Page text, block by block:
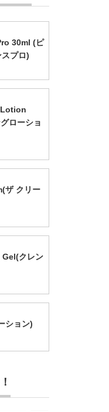
30ml (ピ
プロ)
ローショ
ザ クリー
クレン
ション)